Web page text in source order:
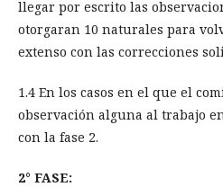
llegar por escrito las
otorgaran 10 naturales para
extenso con las correcciones
1.4 En los casos en el que el
observación alguna al trabajo
con la fase 2.
2° FASE: